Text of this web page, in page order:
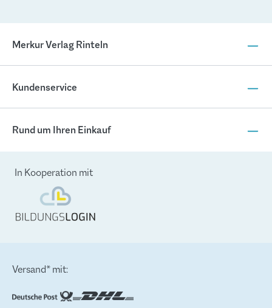
Merkur Verlag Rinteln
Kundenservice
Rund um Ihren Einkauf
In Kooperation mit
Versand* mit: